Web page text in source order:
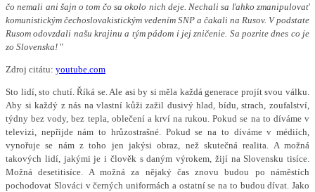
čo nemali ani šajn o tom čo sa okolo nich deje. Nechali sa ľahko zmanipulovať
komunistickým čechoslovakistickým vedením SNP a čakali na Rusov. V podstate
Rusom odovzdali našu krajinu a tým pádom i jej zničenie. Sa pozrite dnes co je
zo Slovenska! "
Zdroj citátu: youtube.com
Sto lidí, sto chutí. Říká se. Ale asi by si měla každá generace projít svou válku.
Aby si každý z nás na vlastní kůži zažil dusivý hlad, bídu, strach, zoufalství,
týdny bez vody, bez tepla, oblečení a krví na rukou. Pokud se na to díváme v
televizi, nepřijde nám to hrůzostrašné. Pokud se na to díváme v médiích,
vynořuje se nám z toho jen jakýsi obraz, než skutečná realita. A možná
takových lidí, jakými je i člověk s daným výrokem, žijí na Slovensku tisíce.
Možná desetitisíce. A možná za nějaký čas znovu budou po náměstích
pochodovat Slováci v černých uniformách a ostatní se na to budou dívat. Jako